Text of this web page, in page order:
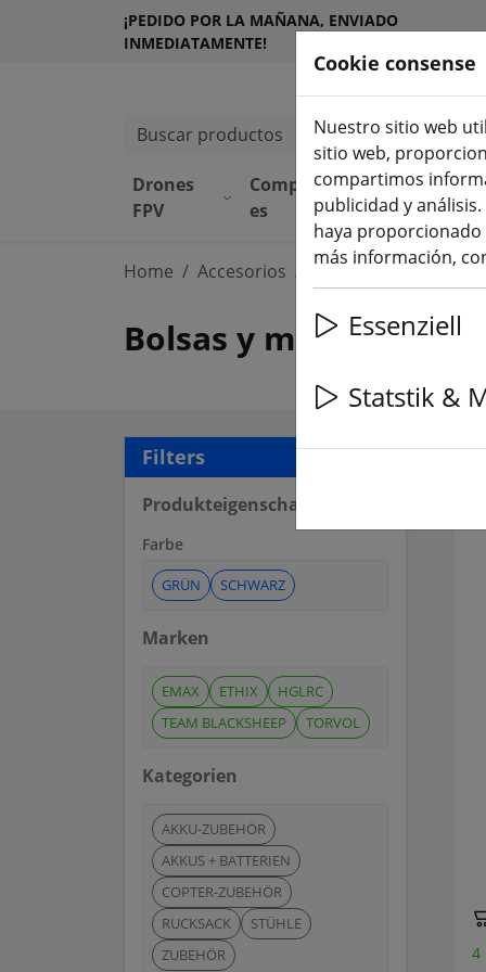
¡PEDIDO POR LA MAÑANA, ENVIADO
INMEDIATAMENTE!
Buscar productos
Drones
FPV
Component
es
to
Home Accesorios Bolsas y mochilas
Bolsas y mochilas
Filters
Produkteigenschaften
Farbe
GRÜN SCHWARZ
Marken
EMAX ETHIX
HGLRC
TEAM BLACKSHEEP
TORVOL
Kategorien
AKKU-ZUBEHÖR
AKKUS + BATTERIEN
COPTER-ZUBEHÖR
RUCKSACK
STÜHLE
ZUBEHÖR
20
4
Cookie consense
Nuestro sitio web
sitio web,
compartimos
publicidad y
haya
más información,
Essenziell
Statstik &